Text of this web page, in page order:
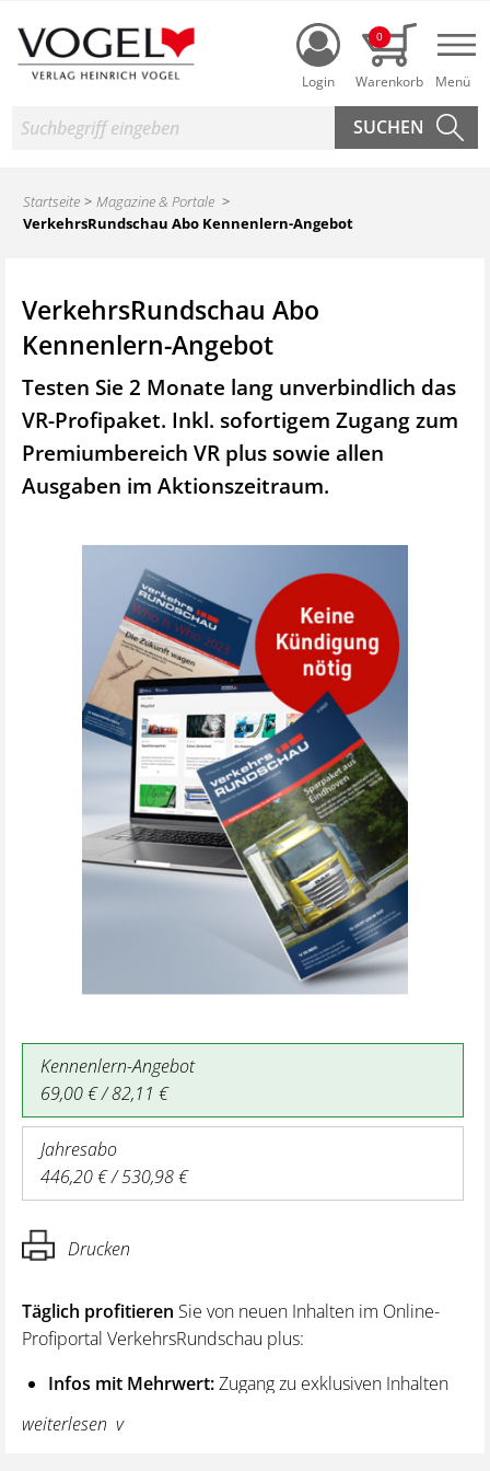
Login
0
Suche
Startseite
Magazine & Portale
VerkehrsRundschau Abo Kennenlern-Angebot
VerkehrsRundschau Abo
Kennenlern-Angebot
Testen Sie 2 Monate lang unverbindlich das
VR-Profipaket. Inkl. sofortigem Zugang zum
Premiumbereich VR plus sowie allen
Ausgaben im Aktionszeitraum.
Kennenlern-Angebot
69,00 € / 82,11 €
Jahresabo
446,20 € / 530,98 €
Drucken
Täglich profitieren Sie von neuen Inhalten im Online-
Profiportal VerkehrsRundschau plus:
Infos mit Mehrwert:Zugang zu exklusiven Inhalten
und Hintergrundwissen – von aktuellen Regelungen
wie z. B. bei den Lenk- und Ruhezeiten,
weiterlesen